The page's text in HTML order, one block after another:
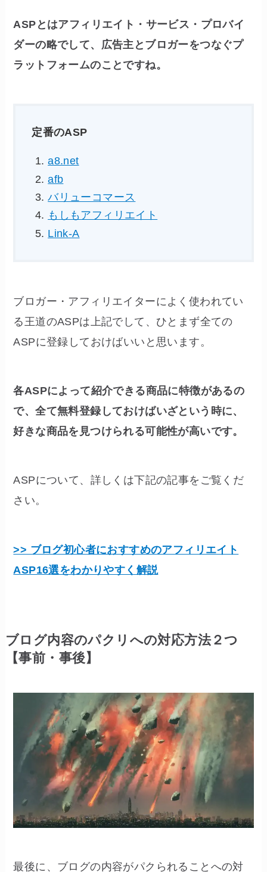
ASPとはアフィリエイト・サービス・プロバイ
ダーの略でして、広告主とブロガーをつなぐプ
ラットフォームのことですね。
定番のASP
a8.net
afb
バリューコマース
もしもアフィリエイト
Link-A
ブロガー・アフィリエイターによく使われてい
る王道のASPは上記でして、ひとまず全ての
ASPに登録しておけばいいと思います。
各ASPによって紹介できる商品に特徴があるの
で、全て無料登録しておけばいざという時に、
好きな商品を見つけられる可能性が高いです。
ASPについて、詳しくは下記の記事をご覧くだ
さい。
>> ブログ初心者におすすめのアフィリエイト
ASP16選をわかりやすく解説
ブログ内容のパクリへの対応方法２つ
【事前・事後】
最後に、ブログの内容がパクられることへの対